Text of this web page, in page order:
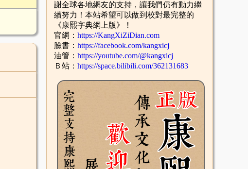
謝全球各地網友的支持，讓我們仍有動力繼
續努力！本站希望可以做到校對最完整的
《康熙字典網上版》！
官網： https://KangXiZiDian.com
臉書： https://facebook.com/kangxicj
油管： https://youtube.com/@kangxicj
Ｂ站： https://space.bilibili.com/362131683